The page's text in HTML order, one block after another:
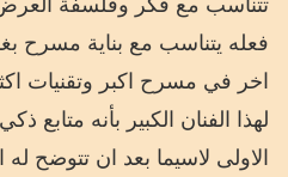
فعله يتناسب مع بناية مسرح
اخر في مسرح اكبر وتقنيات
لهذا الفنان الكبير بأنه متابع
الاولى لاسيما بعد ان تتوضح